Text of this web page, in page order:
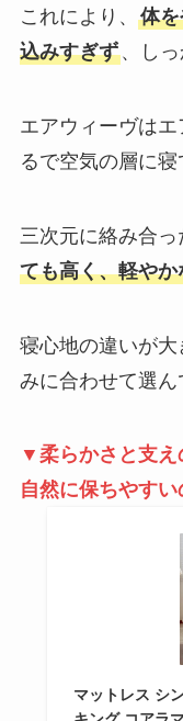
これにより、 体
込みすぎず、しっ
エアウィーヴは
るで空気の層に寝
三次元に絡み合っ
ても高く、軽や
寝心地の違いが
みに合わせて選ん
▼柔らかさと支え
自然に保ちやす
マットレス シ